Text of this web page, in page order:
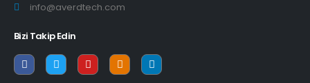
info@averdtech.com
Bizi Takip Edin